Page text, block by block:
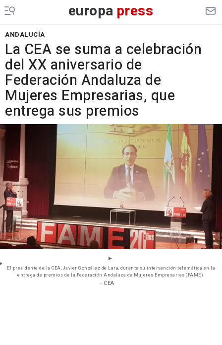
europa press
ANDALUCÍA
La CEA se suma a celebración
del XX aniversario de
Federación Andaluza de
Mujeres Empresarias, que
entrega sus premios
El presidente de la CEA, Javier González de Lara, durante su intervención telemática en la
entrega de premios de la Federación Andaluza de Mujeres Empresarias (FAME).
- CEA